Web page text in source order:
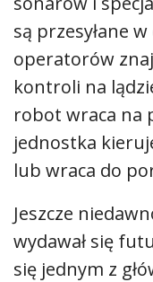
są przesyłane
operatorów
kontroli na
robot wraca na
jednostka
lub wraca do
Jeszcze
wydawał się
się jednym z